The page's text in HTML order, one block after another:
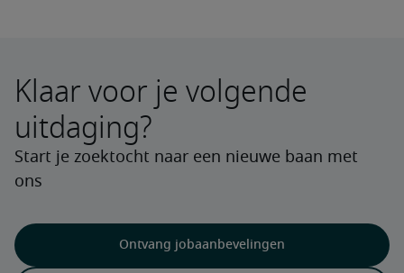
Klaar voor je volgende
uitdaging?
Start je zoektocht naar een nieuwe baan met
ons
Ontvang jobaanbevelingen